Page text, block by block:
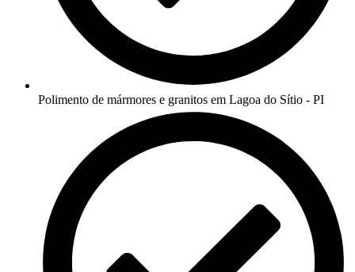
Polimento de mármores e granitos em Lagoa do Sítio - PI